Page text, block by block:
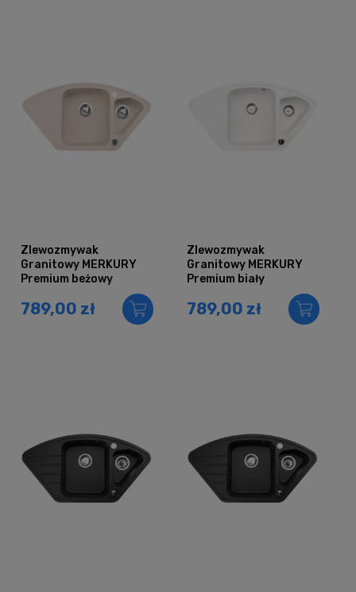
Zlewozmywak
Granitowy MERKURY
Premium beżowy
789,00 zł
Zlewozmywak
Granitowy MERKURY
Premium biały
789,00 zł